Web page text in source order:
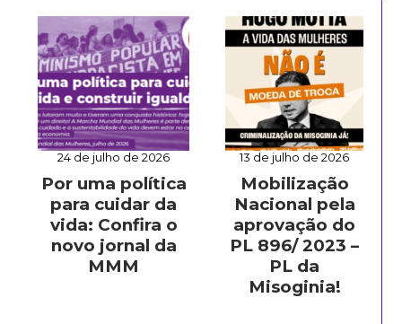
24 de julho de 2026
Por uma política
para cuidar da
vida: Confira o
novo jornal da
MMM
13 de julho de 2026
Mobilização
Nacional pela
aprovação do
PL 896/ 2023 –
PL da
Misoginia!